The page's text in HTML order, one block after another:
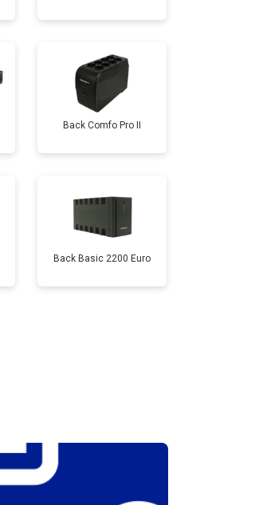
Back Comfo Pro II
Back Basic 2200 Euro